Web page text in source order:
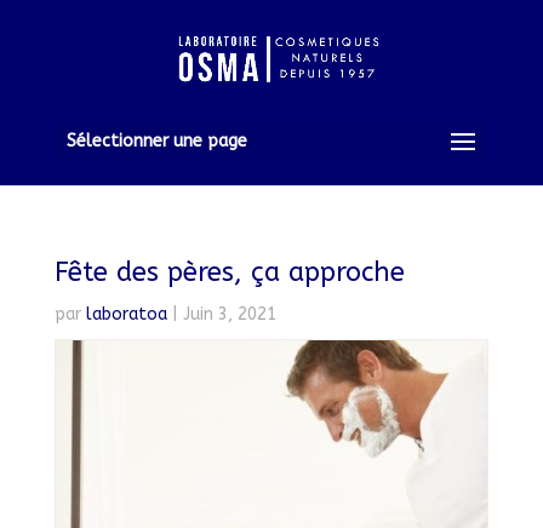
Sélectionner une page
Fête des pères, ça approche
par laboratoa| Juin 3, 2021